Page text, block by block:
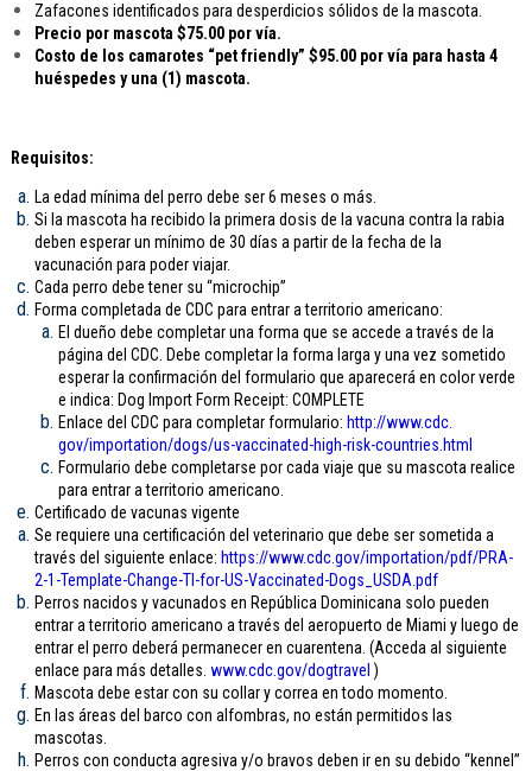
Zafacones identificados para desperdicios sólidos de la mascota.
Precio por mascota $75.00 por vía.
Costo de los camarotes “pet friendly” $95.00 por vía para hasta 4
huéspedes y una (1) mascota.
Requisitos:
La edad mínima del perro debe ser 6 meses o más.
Si la mascota ha recibido la primera dosis de la vacuna contra la rabia
deben esperar un mínimo de 30 días a partir de la fecha de la
vacunación para poder viajar.
Cada perro debe tener su “microchip”
Forma completada de CDC para entrar a territorio americano:
El dueño debe completar una forma que se accede a través de la
página del CDC. Debe completar la forma larga y una vez sometido
esperar la confirmación del formulario que aparecerá en color verde
e indica: Dog Import Form Receipt: COMPLETE
Enlace del CDC para completar formulario: http://www.cdc.
gov/importation/dogs/us-vaccinated-high-risk-countries.html
Formulario debe completarse por cada viaje que su mascota realice
para entrar a territorio americano.
Certificado de vacunas vigente
Se requiere una certificación del veterinario que debe ser sometida a
través del siguiente enlace: https://www.cdc.gov/importation/pdf/PRA-
2-1-Template-Change-TI-for-US-Vaccinated-Dogs_USDA.pdf
Perros nacidos y vacunados en República Dominicana solo pueden
entrar a territorio americano a través del aeropuerto de Miami y luego de
entrar el perro deberá permanecer en cuarentena. (Acceda al siguiente
enlace para más detalles. www.cdc.gov/dogtravel )
Mascota debe estar con su collar y correa en todo momento.
En las áreas del barco con alfombras, no están permitidos las
mascotas.
Perros con conducta agresiva y/o bravos deben ir en su debido “kennel”